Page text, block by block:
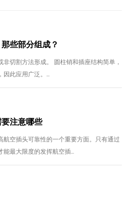
些部分组成？
非切割方法形成。 圆柱销和插座结构简单，
此应用广泛。...
注意哪些
航空插头可靠性的一个重要方面。只有通过
最大限度的发挥航空插...